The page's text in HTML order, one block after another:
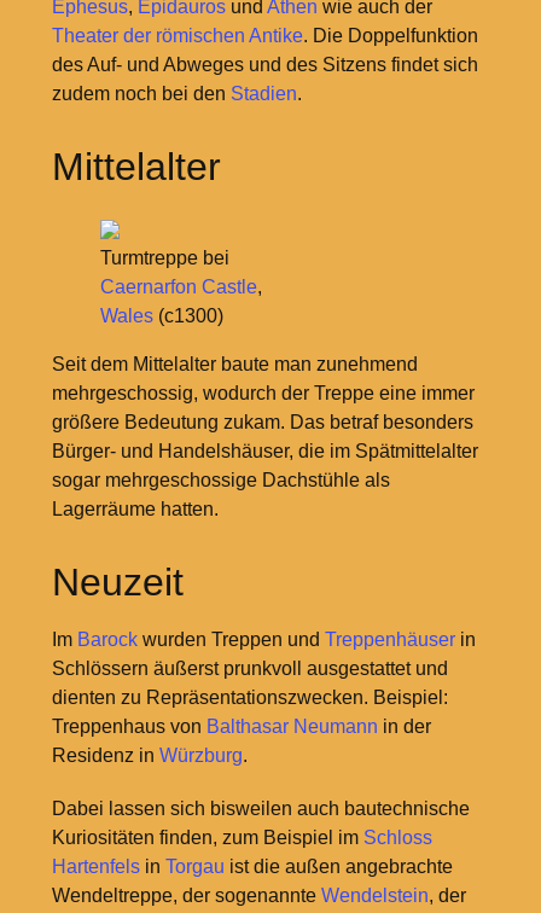
Ephesus, Epidaurosund Athen wie auch der
Theater der römischen Antike. Die Doppelfunktion
des Auf- und Abweges und des Sitzens findet sich
zudem noch bei den Stadien.
Mittelalter
Turmtreppe bei
Caernarfon Castle,
Wales(c1300)
Seit dem Mittelalter baute man zunehmend
mehrgeschossig, wodurch der Treppe eine immer
größere Bedeutung zukam. Das betraf besonders
Bürger- und Handelshäuser, die im Spätmittelalter
sogar mehrgeschossige Dachstühle als
Lagerräume hatten.
Neuzeit
Im Barockwurden Treppen und Treppenhäuserin
Schlössern äußerst prunkvoll ausgestattet und
dienten zu Repräsentationszwecken. Beispiel:
Treppenhaus von Balthasar Neumann in der
Residenz in Würzburg.
Dabei lassen sich bisweilen auch bautechnische
Kuriositäten finden, zum Beispiel im Schloss
Hartenfelsin Torgau ist die außen angebrachte
Wendeltreppe, der sogenannte Wendelstein, der